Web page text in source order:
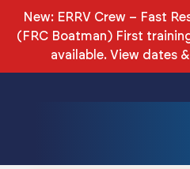
New: ERRV Crew – Fast
(FRC Boatman) First
available. View dates